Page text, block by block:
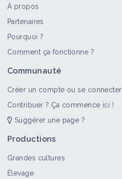
À propos
Partenaires
Pourquoi ?
Comment ça fonctionne ?
Communauté
Créer un compte ou se connecter
Contribuer ? Ça commence ici !
Suggérer une page ?
Productions
Grandes cultures
Élevage